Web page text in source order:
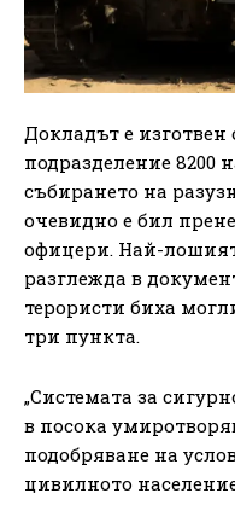
Докладът е изготвен
подразделение 8200
събирането на
очевидно е бил
офицери. Най-
разглежда в
терористи биха
три пункта.
„Системата за
в посока
подобряване на
цивилното